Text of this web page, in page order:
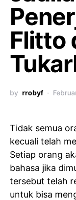
Flitto
by rrobyf
Tidak semua
kecuali telah
Setiap orang
bahasa jika
tersebut telah
untuk bisa